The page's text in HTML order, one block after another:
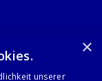
×
unserer